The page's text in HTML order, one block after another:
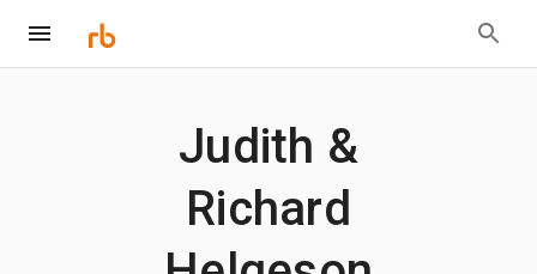
Judith &
Richard